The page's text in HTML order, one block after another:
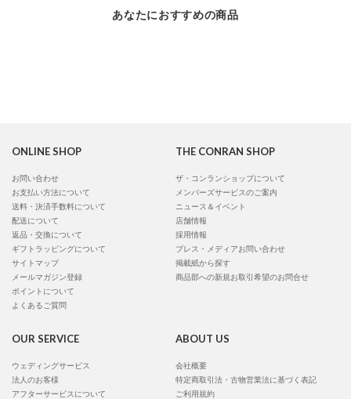
あなたにおすすめの商品
ONLINE SHOP
お問い合わせ
お支払い方法について
送料・決済手数料について
配送について
返品・交換について
ギフトラッピングについて
サイトマップ
メールマガジン登録
ポイントについて
よくあるご質問
THE CONRAN SHOP
ザ・コンランショップについて
メンバーズサービスのご案内
ニュース＆イベント
店舗情報
採用情報
プレス・メディアお問い合わせ
掲載紙から探す
商品部への新規お取引希望のお問合せ
OUR SERVICE
ウェディングサービス
法人のお客様
アフターサービスについて
ABOUT US
会社概要
特定商取引法・古物営業法に基づく表記
ご利用規約